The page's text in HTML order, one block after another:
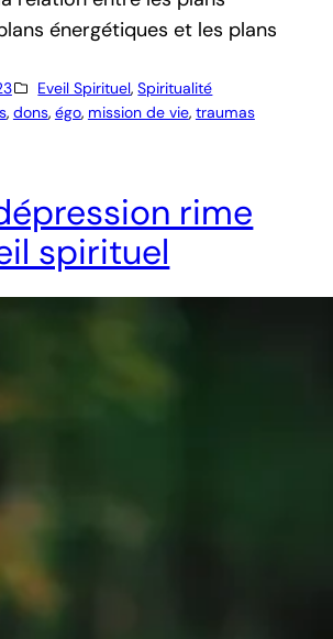
énergétiques et les plans
Eveil Spirituel, Spiritualité
, dons, égo, mission de vie, traumas
rime
spirituel